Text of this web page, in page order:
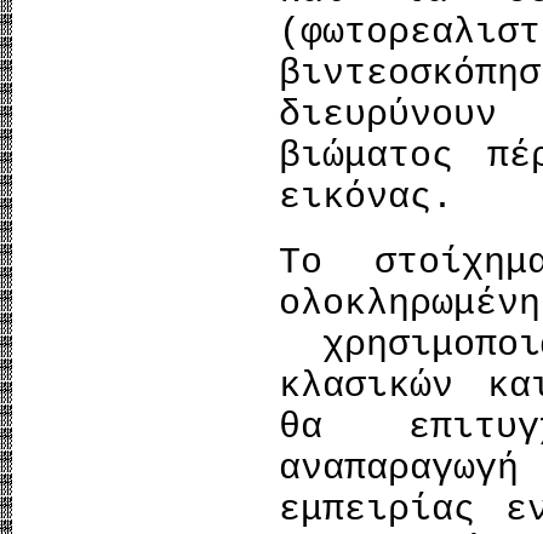
βιώματος
εικόνας.
Το
κλασικών
θα
εμπειρίας